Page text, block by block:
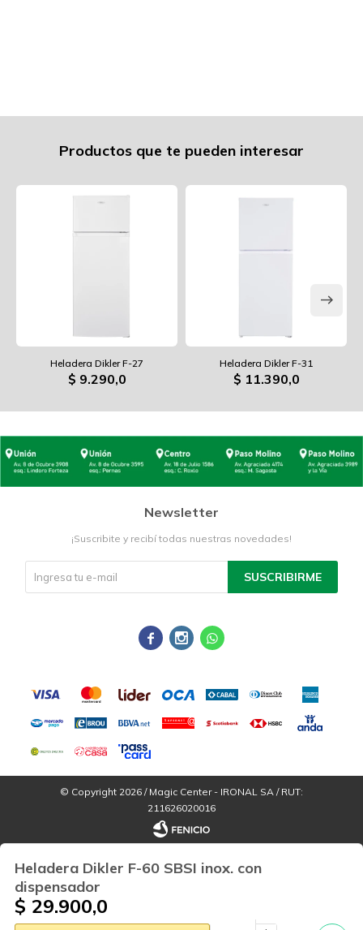
Heladera Dikler F-60 SBSI inox. con
dispensador
$ 29.900,0
Productos que te pueden interesar
Heladera Dikler F-27
$ 9.290,0
Heladera Dikler F-31
$ 11.390,0
Newsletter
¡Suscribite y recibí todas nuestras novedades!
SUSCRIBIRME
  
© Copyright 2026 / Magic Center - IRONAL SA / RUT:
211626020016